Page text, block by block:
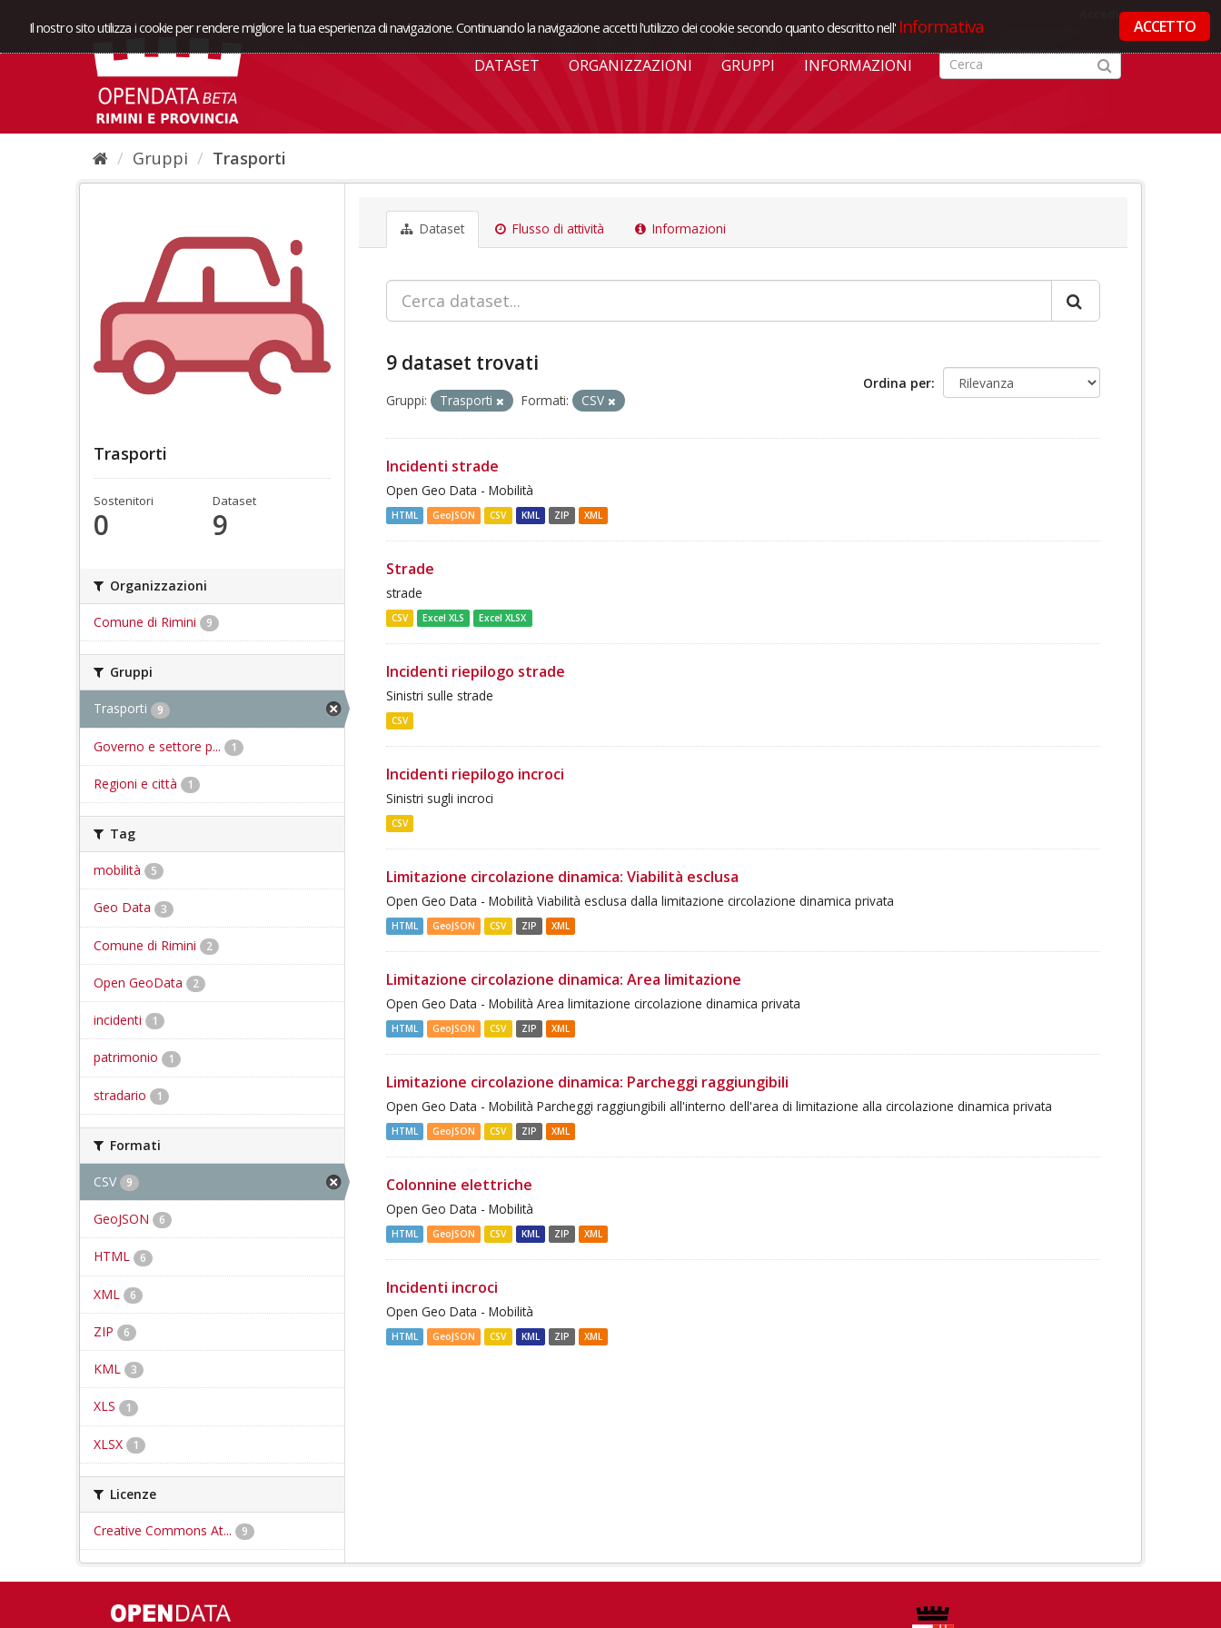
Il nostro sito utilizza i cookie per rendere migliore la tua esperienza di navigazione. Continuando la navigazione accetti l'utilizzo dei cookie secondo quanto descritto nell' Informativa ACCETTO
DATASET ORGANIZZAZIONI GRUPPI INFORMAZIONI
Gruppi Trasporti
Trasporti
Sostenitori
0
Dataset
9
Organizzazioni
Comune di Rimini 9
Gruppi
Trasporti 9
Governo e settore p... 1
Regioni e città 1
Tag
mobilità 5
Geo Data 3
Comune di Rimini 2
Open GeoData 2
incidenti 1
patrimonio 1
stradario 1
Formati
CSV 9
GeoJSON 6
HTML 6
XML 6
ZIP 6
KML 3
XLS 1
XLSX 1
Licenze
Creative Commons At... 9
Dataset Flusso di attività Informazioni
Ordina per
9 dataset trovati
Gruppi: Trasporti Formati: CSV
Incidenti strade
Open Geo Data - Mobilità
HTML GeoJSON CSV KML ZIP XML
Strade
strade
CSV Excel XLS Excel XLSX
Incidenti riepilogo strade
Sinistri sulle strade
CSV
Incidenti riepilogo incroci
Sinistri sugli incroci
CSV
Limitazione circolazione dinamica: Viabilità esclusa
Open Geo Data - Mobilità Viabilità esclusa dalla limitazione circolazione dinamica privata
HTML GeoJSON CSV ZIP XML
Limitazione circolazione dinamica: Area limitazione
Open Geo Data - Mobilità Area limitazione circolazione dinamica privata
HTML GeoJSON CSV ZIP XML
Limitazione circolazione dinamica: Parcheggi raggiungibili
Open Geo Data - Mobilità Parcheggi raggiungibili all'interno dell'area di limitazione alla circolazione dinamica privata
HTML GeoJSON CSV ZIP XML
Colonnine elettriche
Open Geo Data - Mobilità
HTML GeoJSON CSV KML ZIP XML
Incidenti incroci
Open Geo Data - Mobilità
HTML GeoJSON CSV KML ZIP XML